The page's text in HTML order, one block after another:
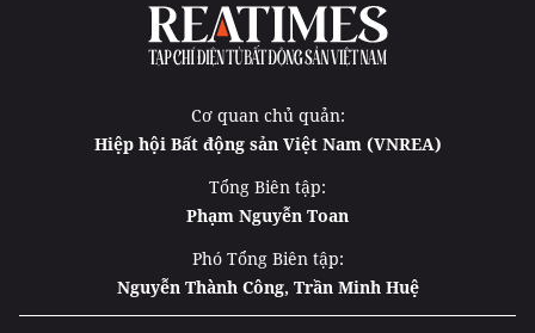
Cơ quan chủ quản:
Hiệp hội Bất động sản Việt Nam (VNREA)
Tổng Biên tập:
Phạm Nguyễn Toan
Phó Tổng Biên tập:
Nguyễn Thành Công, Trần Minh Huệ